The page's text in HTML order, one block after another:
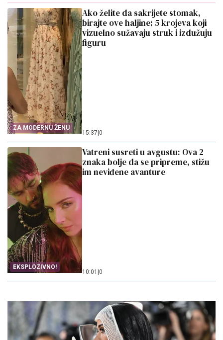
ZA MODERNU ŽENU
Ako želite da sakrijete stomak,
birajte ove haljine: 5 krojeva koji
vizuelno sužavaju struk i izdužuju
figuru
15:37 0
EKSPLOZIVNO!
Vatreni susreti u avgustu: Ova 2
znaka bolje da se pripreme, stižu
im neviđene avanture
10:01 0